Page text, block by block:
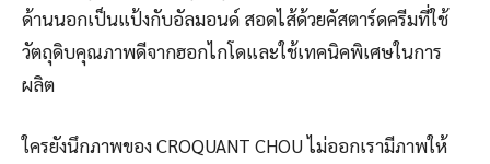
ด้านนอกเป็นแป้งกับอัลมอนด์ สอดไส้ด้วยคัสตาร์ดครีมที่ใช้
วัตถุดิบคุณภาพดีจากฮอกไกโดและใช้เทคนิคพิเศษในการ
ผลิต
ใครยังนึกภาพของ CROQUANT CHOU ไม่ออกเรามีภาพให้